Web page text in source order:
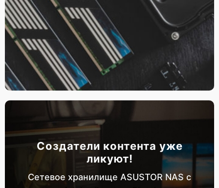
Создатели контента уже
ликуют!
Сетевое хранилище ASUSTOR NAS с